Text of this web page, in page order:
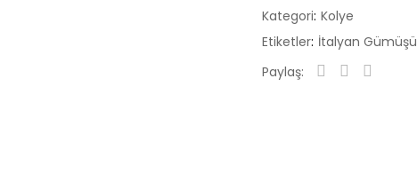
Kategori Kolye
Etiketler İtalyan Gümüşü
Paylaş: